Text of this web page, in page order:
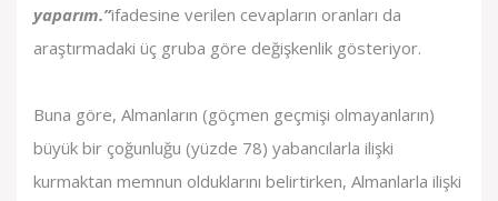
yaparım.”ifadesine verilen cevapların oranları da
araştırmadaki üç gruba göre değişkenlik gösteriyor.
Buna göre, Almanların (göçmen geçmişi olmayanların)
büyük bir çoğunluğu (yüzde 78) yabancılarla ilişki
kurmaktan memnun olduklarını belirtirken, Almanlarla ilişki